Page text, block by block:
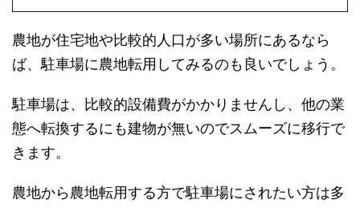
農地が住宅地や比較的人口が多い場所にあるなら
ば、駐車場に農地転用してみるのも良いでしょう。
駐車場は、比較的設備費がかかりませんし、他の業
態へ転換するにも建物が無いのでスムーズに移行で
きます。
農地から農地転用する方で駐車場にされたい方は多